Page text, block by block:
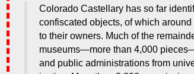
Colorado Castellary has so far
confiscated objects, of which
to their owners. Much of the
museums—more than 4,000
and public administrations from